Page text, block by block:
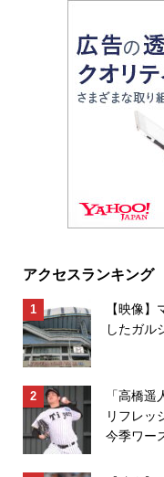
アクセスランキング
【映像
したガル
「高橋
リフレッ
今季ワー